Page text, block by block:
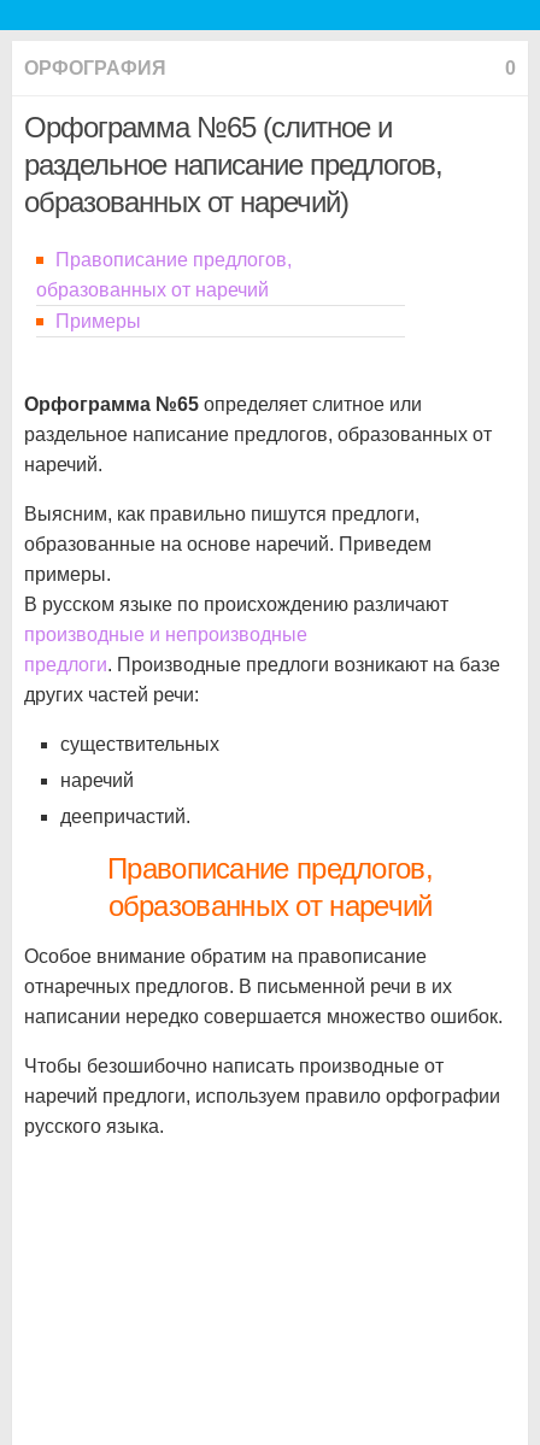
ОРФОГРАФИЯ 0
Орфограмма №65 (слитное и
раздельное написание предлогов,
образованных от наречий)
Правописание предлогов,
образованных от наречий
Примеры
Орфограмма №65 определяет слитное или
раздельное написание предлогов, образованных от
наречий.
Выясним, как правильно пишутся предлоги,
образованные на основе наречий. Приведем
примеры.
В русском языке по происхождению различают
производные и непроизводные
предлоги. Производные предлоги возникают на базе
других частей речи:
существительных
наречий
деепричастий.
Правописание предлогов,
образованных от наречий
Особое внимание обратим на правописание
отнаречных предлогов. В письменной речи в их
написании нередко совершается множество ошибок.
Чтобы безошибочно написать производные от
наречий предлоги, используем правило орфографии
русского языка.